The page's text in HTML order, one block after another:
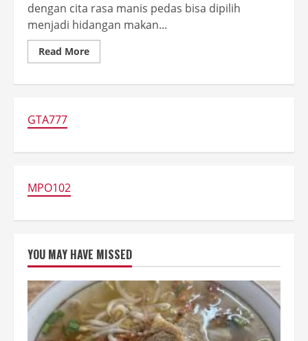
dengan cita rasa manis pedas bisa dipilih
menjadi hidangan makan...
Read MoreRead
more
Makan
GTA777
MPO102
YOU MAY HAVE MISSED